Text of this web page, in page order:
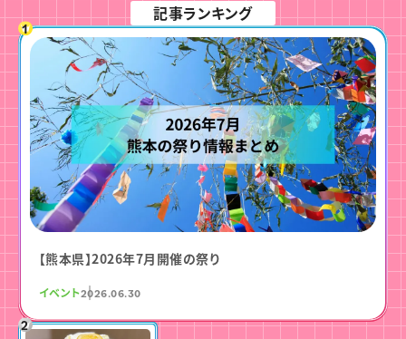
記事ランキング
【熊本県】2026年7月開催の祭り
イベント2026.06.30